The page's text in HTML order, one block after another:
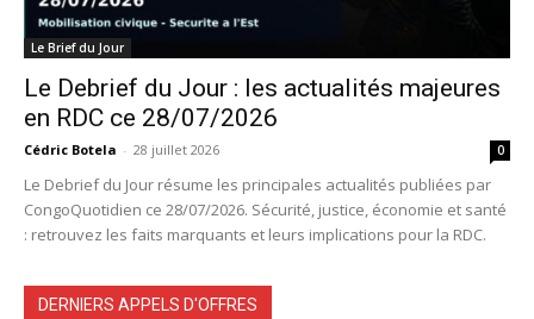
Le Brief du Jour
Le Debrief du Jour : les actualités majeures
en RDC ce 28/07/2026
Cédric Botela - 28 juillet 2026 0
Le Debrief du Jour résume les principales actualités publiées par
CongoQuotidien ce 28/07/2026. Sécurité, justice, économie et santé
: retrouvez les faits marquants et leurs implications pour la RDC.
DERNIERS APPELS D'OFFRES